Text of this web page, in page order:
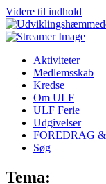
Videre til indhold
Aktiviteter
Medlemsskab
Kredse
Om ULF
ULF Ferie
Udgivelser
FOREDRAG
Søg
Tema: